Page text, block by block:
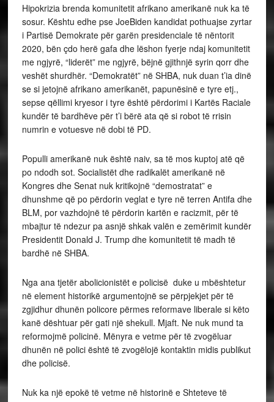
Hipokrizia brenda komunitetit afrikano amerikanë nuk ka të
sosur. Kështu edhe pse JoeBiden kandidat pothuajse zyrtar
i Partisë Demokrate për garën presidenciale të nëntorit
2020, bën çdo herë gafa dhe lëshon fyerje ndaj komunitetit
me ngjyrë, “liderët” me ngjyrë, bëjnë gjithnjë syrin qorr dhe
veshët shurdhër. “Demokratët” në SHBA, nuk duan t’ia dinë
se si jetojnë afrikano amerikanët, papunësinë e tyre etj.,
sepse qëllimi kryesor i tyre është përdorimi i Kartës Raciale
kundër të bardhëve për t’i bërë ata që si robot të rrisin
numrin e votuesve në dobi të PD.
Populli amerikanë nuk është naiv, sa të mos kuptoj atë që
po ndodh sot. Socialistët dhe radikalët amerikanë në
Kongres dhe Senat nuk kritikojnë “demostratat” e
dhunshme që po përdorin veglat e tyre në terren Antifa dhe
BLM, por vazhdojnë të përdorin kartën e racizmit, për të
mbajtur të ndezur pa asnjë shkak valën e zemërimit kundër
Presidentit Donald J. Trump dhe komunitetit të madh të
bardhë në SHBA.
Nga ana tjetër abolicionistët e policisë duke u mbështetur
në element historikë argumentojnë se përpjekjet për të
zgjidhur dhunën policore përmes reformave liberale si këto
kanë dështuar për gati një shekull. Mjaft. Ne nuk mund ta
reformojmë policinë. Mënyra e vetme për të zvogëluar
dhunën në polici është të zvogëlojë kontaktin midis publikut
dhe policisë.
Nuk ka një epokë të vetme në historinë e Shteteve të